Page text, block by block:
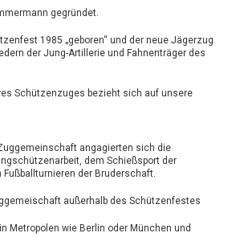
gegründet.
1985 „geboren“ und der neue Jägerzug
der Jung-Artillerie und Fahnenträger des
Schützenzuges bezieht sich auf unsere
angagierten sich die
dem Schießsport der
der Bruderschaft.
außerhalb des Schützenfestes
Metropolen wie Berlin oder München und